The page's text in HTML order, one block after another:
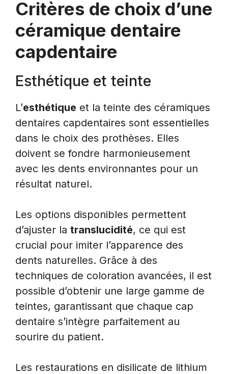
Critères de choix d’une
céramique dentaire
capdentaire
Esthétique et teinte
L’esthétique et la teinte des céramiques
dentaires capdentaires sont essentielles
dans le choix des prothèses. Elles
doivent se fondre harmonieusement
avec les dents environnantes pour un
résultat naturel.
Les options disponibles permettent
d’ajuster la translucidité, ce qui est
crucial pour imiter l’apparence des
dents naturelles. Grâce à des
techniques de coloration avancées, il est
possible d’obtenir une large gamme de
teintes, garantissant que chaque cap
dentaire s’intègre parfaitement au
sourire du patient.
Les restaurations en disilicate de lithium